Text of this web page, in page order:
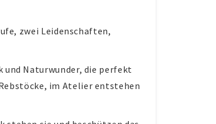
zwei Leidenschaften,
und Naturwunder, die perfekt
im Atelier entstehen